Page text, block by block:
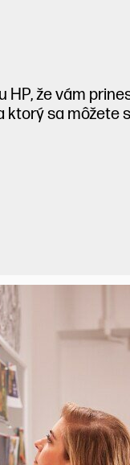
že vám
ktorý sa môžete